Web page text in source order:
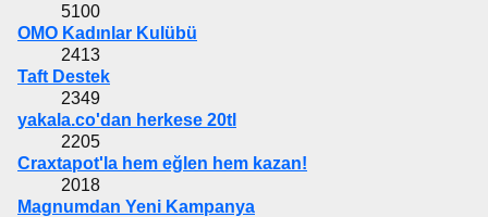
5100
OMO Kadınlar Kulübü
2413
Taft Destek
2349
yakala.co'dan herkese 20tl
2205
Craxtapot'la hem eğlen hem kazan!
2018
Magnumdan Yeni Kampanya